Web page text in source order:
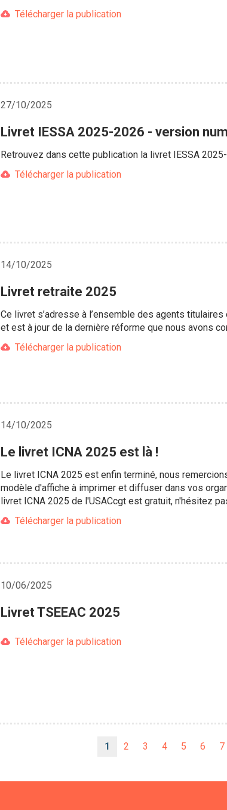
Télécharger la publication
27/10/2025
Livret IESSA 2025-2026 - version
Retrouvez dans cette publication la livret IESSA
Télécharger la publication
14/10/2025
Livret retraite 2025
Ce livret s’adresse à l’ensemble des agents
et est à jour de la dernière réforme que nous avons
Télécharger la publication
14/10/2025
Le livret ICNA 2025 est là !
Le livret ICNA 2025 est enfin terminé, nous
modèle d'affiche à imprimer et diffuser dans vos
livret ICNA 2025 de l'USACcgt est gratuit, n'hésitez
Télécharger la publication
10/06/2025
Livret TSEEAC 2025
Télécharger la publication
Page
1 Page
2 Page
3 Page
4 Page
5 Page
6 7